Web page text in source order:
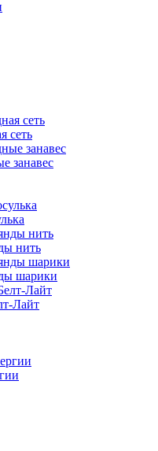
сеть
занавес
нить
шарики
Лайт